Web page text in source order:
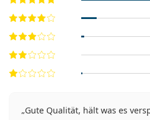
Gute Qualität, hält was es